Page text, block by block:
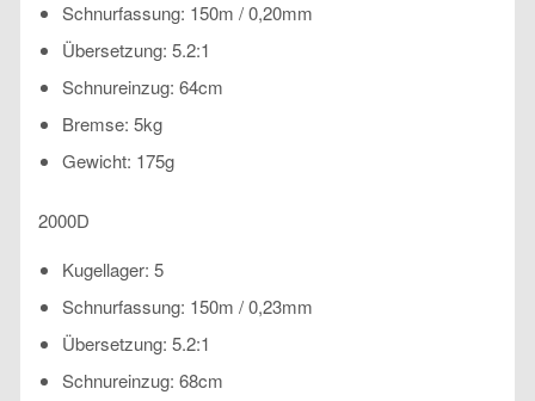
Schnurfassung: 150m / 0,20mm
Übersetzung: 5.2:1
Schnureinzug: 64cm
Bremse: 5kg
Gewicht: 175g
2000D
Kugellager: 5
Schnurfassung: 150m / 0,23mm
Übersetzung: 5.2:1
Schnureinzug: 68cm